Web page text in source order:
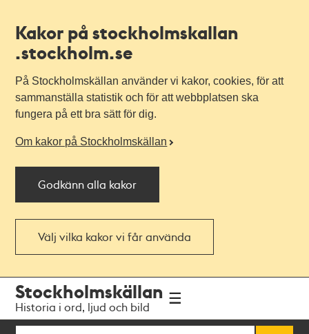
Kakor på stockholmskallan
.stockholm.se
På Stockholmskällan använder vi kakor, cookies, för att
sammanställa statistik och för att webbplatsen ska
fungera på ett bra sätt för dig.
Om kakor på Stockholmskällan
Godkänn alla kakor
Välj vilka kakor vi får använda
navigationen
huvudinnehållet
Stockholmskällan
Historia i ord, ljud och bild
Sök